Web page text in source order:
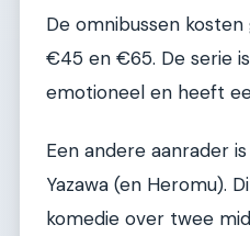
De omnibussen
€45 en €65. De serie
emotioneel en heeft
Een andere aanrader is
Yazawa (en Heromu).
komedie over twee